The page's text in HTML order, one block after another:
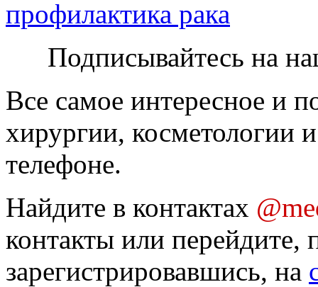
профилактика рака
Подписывайтесь на
Все самое интересное и
хирургии, косметологии
телефоне.
Найдите в контактах
контакты или перейдите,
зарегистрировавшись, на